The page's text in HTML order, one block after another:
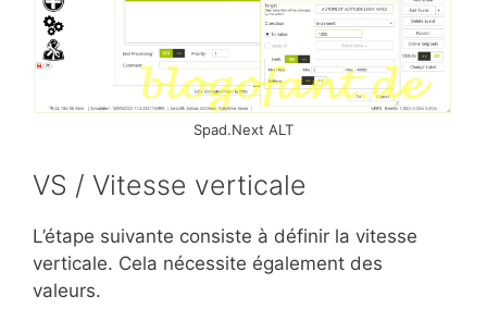
Spad.Next ALT
VS / Vitesse verticale
L’étape suivante consiste à définir la vitesse
verticale. Cela nécessite également des
valeurs.